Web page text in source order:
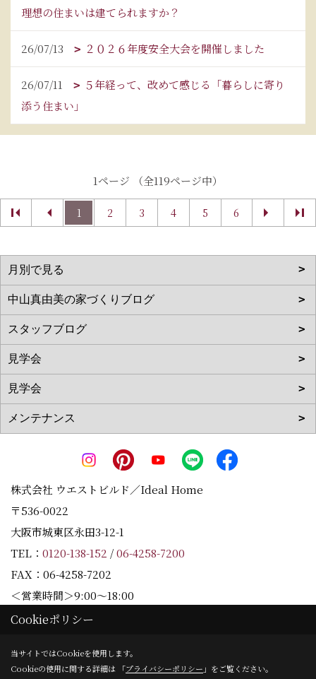
理想の住まいは建てられますか？
26/07/13 ２０２６年度安全大会を開催しました
26/07/11
５年経って、改めて感じる「暮らしに寄り
添う住まい」
1ページ （全119ページ中）
1 2 3 4 5 6
株式会社 ウエストビルド／Ideal Home
〒536-0022
大阪市城東区永田3-12-1
TEL： 0120-138-152 /06-4258-7200
FAX：06-4258-7202
＜営業時間＞9:00～18:00
＜定休日＞水曜日
Copyright (c) Westbuild Corporation. All Rights Reserved.
Cookieポリシー
当サイトではCookieを使用します。
Cookieの使用に関する詳細は 「プライバシーポリシー 」をご覧ください。